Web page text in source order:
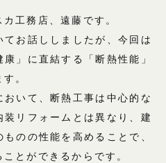
工務店、遠藤です。
お話ししましたが、今回は
」に直結する「断熱性能」
。
いて、断熱工事は中心的な
リフォームとは異なり、建
のの性能を高めることで、
とができるからです。